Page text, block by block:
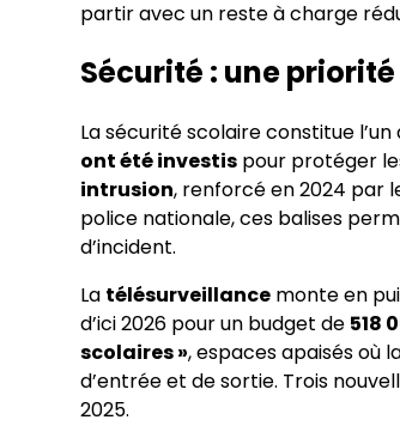
partir avec un reste à charge
Sécurité : une
La sécurité scolaire constitue
ont été investis pour protéger
intrusion, renforcé en 2024 par
police nationale, ces balises
d’incident.
La télésurveillance monte en
d’ici 2026 pour un budget de 518
scolaires », espaces apaisés où
d’entrée et de sortie. Trois
2025.